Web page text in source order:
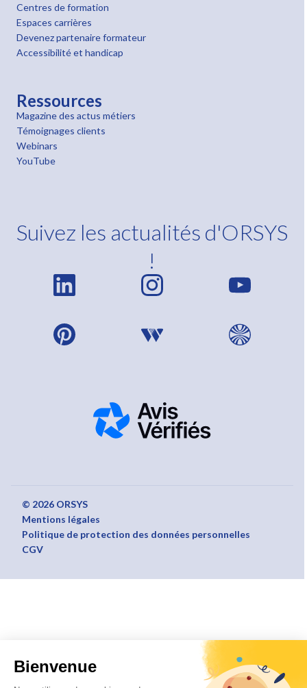
Bienvenue
Centres de formation
Espaces carrières
Devenez partenaire formateur
Accessibilité et handicap
Ressources
Magazine des actus métiers
Témoignages clients
Webinars
YouTube
Suivez les actualités d'ORSYS
!
© 2026 ORSYS
Mentions légales
Politique de protection des données personnelles
CGV